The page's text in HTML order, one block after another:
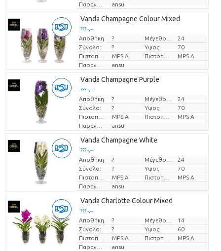
Παραγωγός
ansu
Vanda Champagne Colour Mixed
??? -,--
Τιμή ανά τεμάχιο
Αποθήκη ?
24
Σύνολο:
? Υψος
70
MPS A
MPS A
Παραγωγός
ansu
Vanda Champagne Purple
??? -,--
Τιμή ανά τεμάχιο
Αποθήκη ?
24
Σύνολο:
? Υψος
70
MPS A
MPS A
Παραγωγός
ansu
Vanda Champagne White
??? -,--
Τιμή ανά τεμάχιο
Αποθήκη ?
24
Σύνολο:
? Υψος
70
MPS A
MPS A
Παραγωγός
ansu
Vanda Charlotte Colour Mixed
??? -,--
Τιμή ανά τεμάχιο
Αποθήκη ?
14
Σύνολο:
? Υψος
60
MPS A
MPS A
Παραγωγός
ansu